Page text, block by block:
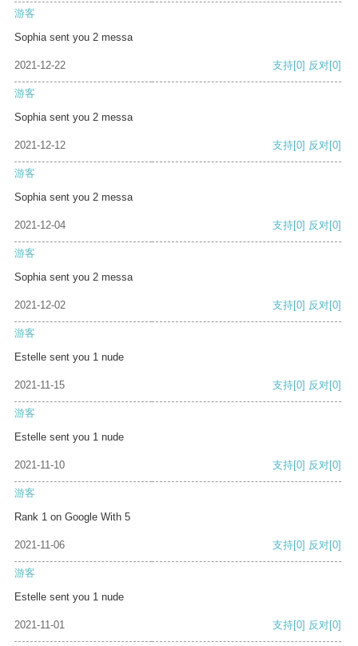
游客
Sophia sent you 2 messa
2021-12-22 支持[0] 反对[0]
游客
Sophia sent you 2 messa
2021-12-12 支持[0] 反对[0]
游客
Sophia sent you 2 messa
2021-12-04 支持[0] 反对[0]
游客
Sophia sent you 2 messa
2021-12-02 支持[0] 反对[0]
游客
Estelle sent you 1 nude
2021-11-15 支持[0] 反对[0]
游客
Estelle sent you 1 nude
2021-11-10 支持[0] 反对[0]
游客
Rank 1 on Google With 5
2021-11-06 支持[0] 反对[0]
游客
Estelle sent you 1 nude
2021-11-01 支持[0] 反对[0]